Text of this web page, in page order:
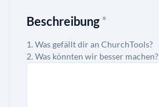
Beschreibung *
Was gefällt dir an ChurchTools?
Was könnten wir besser machen?